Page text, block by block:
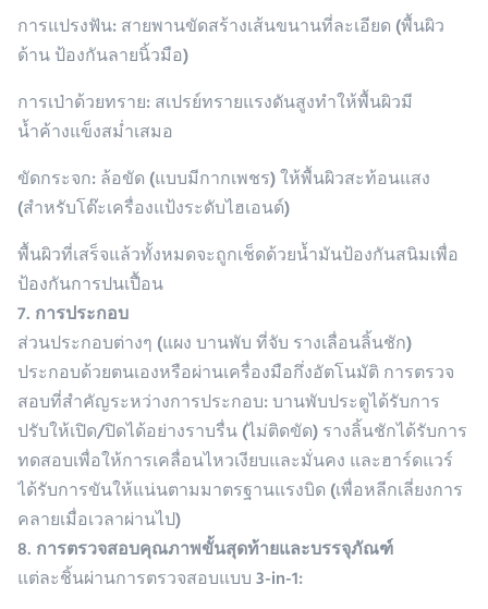
การแปรงฟัน: สายพานขัดสร้างเส้นขนานที่ละเอียด (พื้นผิว
ด้าน ป้องกันลายนิ้วมือ)
การเป่าด้วยทราย: สเปรย์ทรายแรงดันสูงทำให้พื้นผิวมี
น้ำค้างแข็งสม่ำเสมอ
ขัดกระจก: ล้อขัด (แบบมีกากเพชร) ให้พื้นผิวสะท้อนแสง
(สำหรับโต๊ะเครื่องแป้งระดับไฮเอนด์)
พื้นผิวที่เสร็จแล้วทั้งหมดจะถูกเช็ดด้วยน้ำมันป้องกันสนิมเพื่อ
ป้องกันการปนเปื้อน
7. การประกอบ
ส่วนประกอบต่างๆ (แผง บานพับ ที่จับ รางเลื่อนลิ้นชัก)
ประกอบด้วยตนเองหรือผ่านเครื่องมือกึ่งอัตโนมัติ การตรวจ
สอบที่สำคัญระหว่างการประกอบ: บานพับประตูได้รับการ
ปรับให้เปิด/ปิดได้อย่างราบรื่น (ไม่ติดขัด) รางลิ้นชักได้รับการ
ทดสอบเพื่อให้การเคลื่อนไหวเงียบและมั่นคง และฮาร์ดแวร์
ได้รับการขันให้แน่นตามมาตรฐานแรงบิด (เพื่อหลีกเลี่ยงการ
คลายเมื่อเวลาผ่านไป)
8. การตรวจสอบคุณภาพขั้นสุดท้ายและบรรจุภัณฑ์
แต่ละชิ้นผ่านการตรวจสอบแบบ 3-in-1: